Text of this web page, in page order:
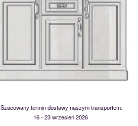
Szacowany termin dostawy naszym transportem:
16 - 23 wrzesień 2026